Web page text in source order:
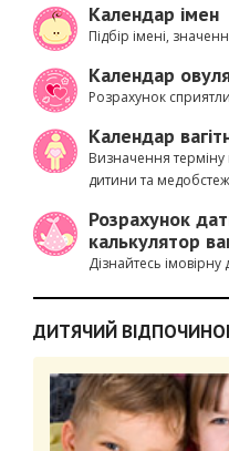
Календар імен
Підбір імені,
Календар
Розрахунок
Календар
Визначення терміну
дитини та
Розрахунок
калькулятор
Дізнайтесь
ДИТЯЧИЙ